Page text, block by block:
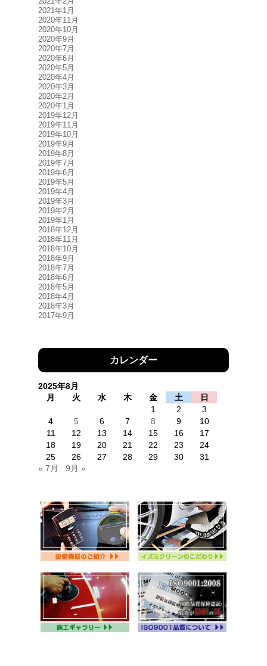
2021年1月
2020年11月
2020年10月
2020年9月
2020年7月
2020年6月
2020年5月
2020年4月
2020年3月
2020年2月
2020年1月
2019年12月
2019年11月
2019年10月
2019年9月
2019年8月
2019年7月
2019年6月
2019年5月
2019年4月
2019年3月
2019年2月
2019年1月
2018年12月
2018年11月
2018年10月
2018年9月
2018年7月
2018年6月
2018年5月
2018年4月
2018年3月
2017年9月
カレンダー
2025年8月
月
火 水 木 金 土
日
1
2
3
4
5 6 7 8 9
10
11
12 13 14 15 16
17
18
19 20 21 22 23
24
25
26 27 28 29 30
31
« 7月
9月 »